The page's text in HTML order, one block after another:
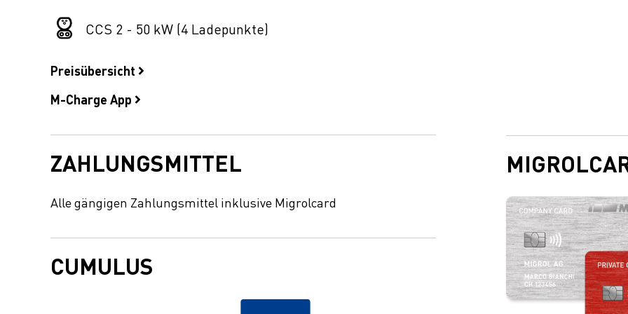
CCS 2 - 50 kW (4 Ladepunkte)
Preisübersicht
M-Charge App
ZAHLUNGSMITTEL
Alle gängigen Zahlungsmittel inklusive Migrolcard
CUMULUS